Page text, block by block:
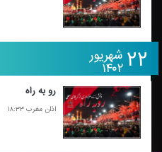
۲۲ شهریور
۱۴۰۲
رو به راه
اذان مغرب ۱۸:۳۳